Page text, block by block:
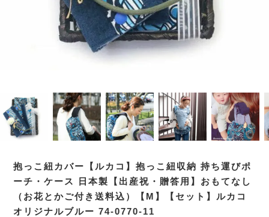
抱っこ紐カバー【ルカコ】抱っこ紐収納 持ち運びポ
ーチ・ケース 日本製【出産祝・贈答用】おもてなし
（お花とかご付き送料込）【M】【セット】ルカコ
オリジナルブルー 74-0770-11